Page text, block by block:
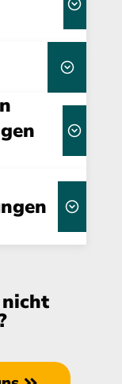
gibt es
buchbar –
interaktive